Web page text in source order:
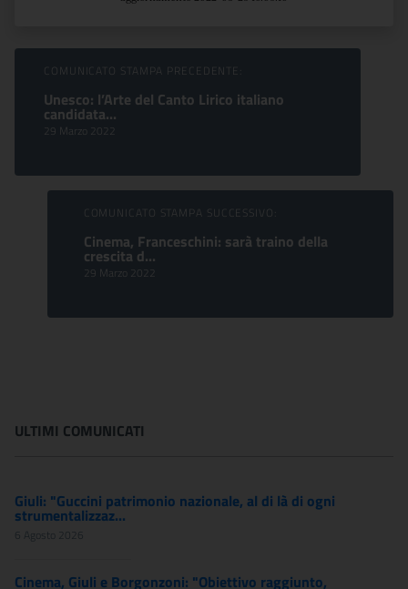
Sfoglia comunicati
COMUNICATO STAMPA PRECEDENTE:
Unesco: l’Arte del Canto Lirico italiano
candidata...
29 Marzo 2022
COMUNICATO STAMPA SUCCESSIVO:
Cinema, Franceschini: sarà traino della
crescita d...
29 Marzo 2022
ULTIMI COMUNICATI
Giuli: "Guccini patrimonio nazionale, al di là di ogni
strumentalizzaz...
6 Agosto 2026
Cinema, Giuli e Borgonzoni: "Obiettivo raggiunto,